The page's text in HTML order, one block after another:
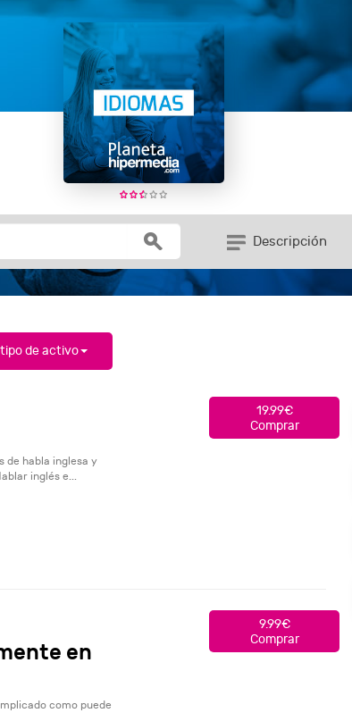
Descripción
de activo
de habla inglesa y
inglés e...
19.99€
Comprar
en
como puede
9.99€
Comprar